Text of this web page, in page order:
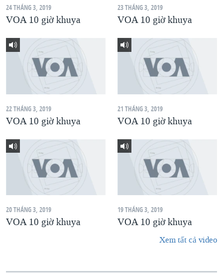
QUAN HỆ VIỆT MỸ
24 THÁNG 3, 2019
VOA 10 giờ khuya
23 THÁNG 3, 2019
VOA 10 giờ khuya
22 THÁNG 3, 2019
VOA 10 giờ khuya
21 THÁNG 3, 2019
VOA 10 giờ khuya
20 THÁNG 3, 2019
VOA 10 giờ khuya
19 THÁNG 3, 2019
VOA 10 giờ khuya
Xem tất cả video